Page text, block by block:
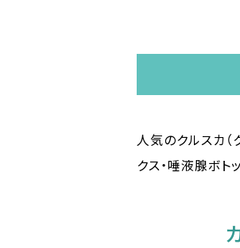
人気のクルスカ（
クス・唾液腺ボト